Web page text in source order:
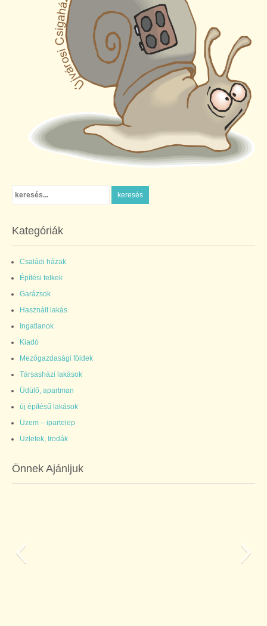
Kategóriák
Családi házak
Építési telkek
Garázsok
Használt lakás
Ingatlanok
Kiadó
Mezőgazdasági földek
Társasházi lakások
Üdülő, apartman
új építésű lakások
Üzem – ipartelep
Üzletek, Irodák
Önnek Ajánljuk